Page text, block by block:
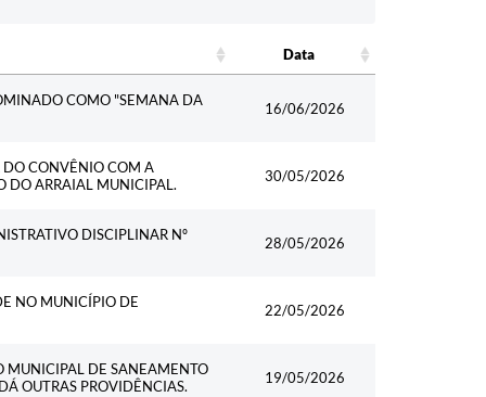
Data
COMO "SEMANA DA
16/06/2026
DO CONVÊNIO COM A
DO ARRAIAL MUNICIPAL.
30/05/2026
DISCIPLINAR Nº
28/05/2026
NO MUNICÍPIO DE
22/05/2026
MUNICIPAL DE SANEAMENTO
OUTRAS PROVIDÊNCIAS.
19/05/2026